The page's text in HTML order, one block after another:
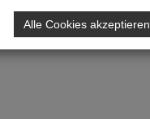
Alle Cookies akzeptieren